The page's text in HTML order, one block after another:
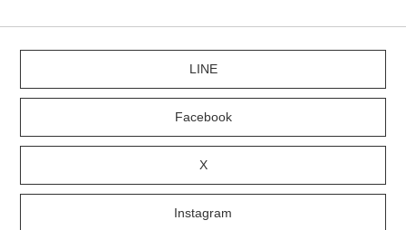
LINE
Facebook
X
Instagram